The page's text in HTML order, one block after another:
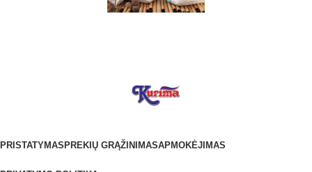
PRISTATYMASPREKIŲ GRĄŽINIMASAPMOKĖJIMAS